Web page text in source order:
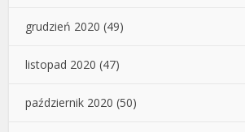
grudzień 2020 (49)
listopad 2020 (47)
październik 2020 (50)